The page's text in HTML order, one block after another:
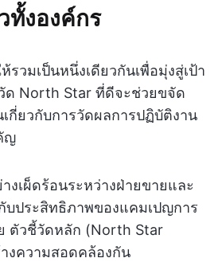
ทั้งองค์กร
รวมเป็นหนึ่งเดียวกันเพื่อมุ่งสู่เป้า
ด North Star ที่ดีจะช่วยขจัด
กี่ยวกับการวัดผลการปฏิบัติงาน
ญ
งเผ็ดร้อนระหว่างฝ่ายขายและ
บประสิทธิภาพของแคมเปญการ
ตัวชี้วัดหลัก (North Star
งความสอดคล้องกัน